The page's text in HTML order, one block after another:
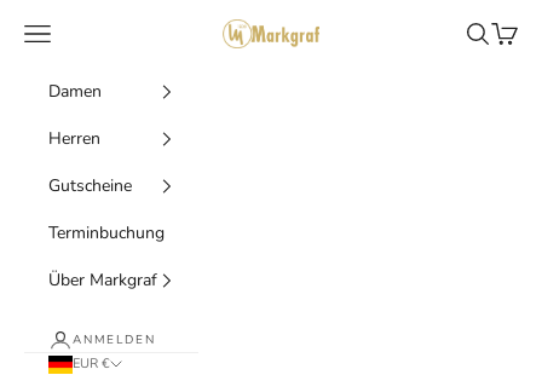
Markgraf Trachten
Menü Suchen
Damen
Herren
Gutscheine
Terminbuchung
Über Markgraf
ANMELDEN
EUR €